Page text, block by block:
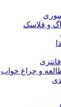
و فلاسک
و چراغ خواب